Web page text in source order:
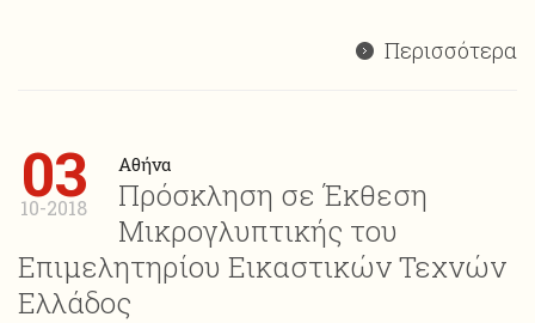
Περισσότερα
03
10-2018
Αθήνα
Πρόσκληση σε Έκθεση
Μικρογλυπτικής του
Επιμελητηρίου Εικαστικών Τεχνών
Ελλάδος